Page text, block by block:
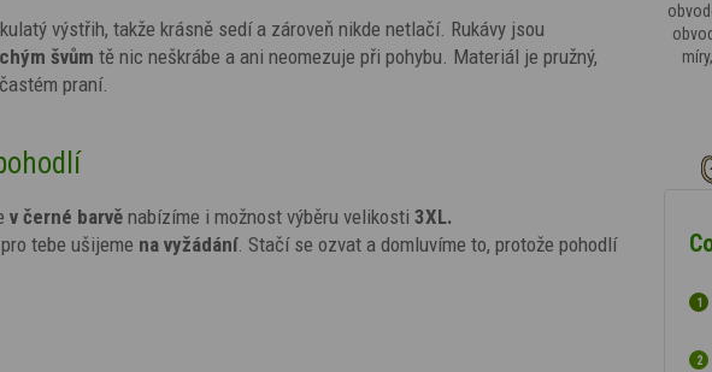
výstřih, takže krásně sedí a zároveň nikde netlačí. Rukávy jsou
švům tě nic neškrábe a ani neomezuje při pohybu. Materiál je pružný,
praní.
v černé barvě nabízíme i možnost výběru velikosti 3XL.
tebe ušijeme na vyžádání. Stačí se ozvat a domluvíme to, protože pohodlí